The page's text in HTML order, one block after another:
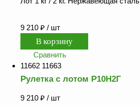
Газоаналитическое
оборудование
Эксплуатационное
оборудование
Аналоги запасных
частей из Артамида
9 210 ₽ / шт
Сравнить
11662 11663
Рулетка с лотом Р10Н2Г
9 210 ₽ / шт